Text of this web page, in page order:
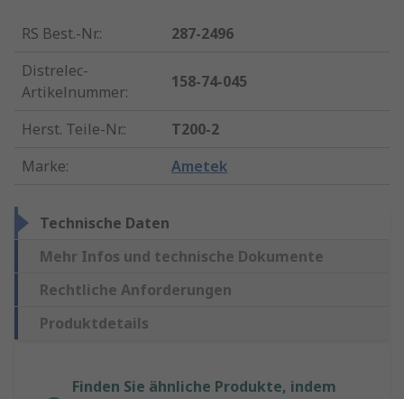
RS Best.-Nr.:
287-2496
Distrelec-
Artikelnummer:
158-74-045
Herst. Teile-Nr.:
T200-2
Marke: Ametek
Technische Daten
Mehr Infos und technische Dokumente
Rechtliche Anforderungen
Produktdetails
Finden Sie ähnliche Produkte, indem